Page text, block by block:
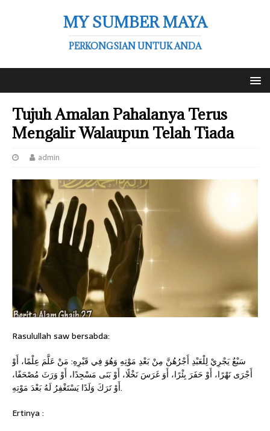
MY SUMBER MAYA
PERKONGSIAN UNTUK ANDA
Tujuh Amalan Pahalanya Terus
Mengalir Walaupun Telah Tiada
admin
Rasulullah saw bersabda:
سَبْعٌ يَجْرِيْ لِلْعَبْدِ أَجْرُهُنَّ مِنْ بَعْدِ مَوْتِهِ وَهُوَ فِي قَبْرِهِ: مَنْ عَلَّمَ عِلْمًا، أَوْ
أَجْرَى نَهْرًا، أَوْ حَفَرَ بِئْرًا، أَوَ غَرَسَ نَخْلًا، أَوْ بَنَى مَسْجِدًا، أَوْ وَرَثَ مُصْحَفًا،
أَوْ تَرَكَ وَلَدًا يَسْتَغْفِرُ لَهُ بَعْدَ مَوْتِهِ.
Ertinya :